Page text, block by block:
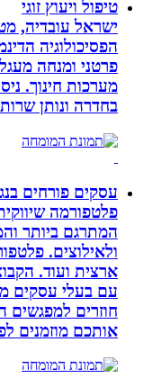
טיפול ויעוץ זוגי
ישראל עובדיה, מטפל
הפסיכולוגיה הדינמית
פרטני ומנחה מעגלי
בחדרה ונותן שרות
עסקים פורחים בנגב
פלטפורמה שיווקית
המתרגם ביותר
ולאילוצים.
ארצית ועוד. הקבוצה
עם בעלי עסקים
חוזרים למפגשים הדו
אותכם מוזמנים לפנות